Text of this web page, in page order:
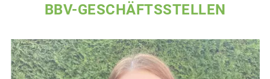
BBV-GESCHÄFTSSTELLEN